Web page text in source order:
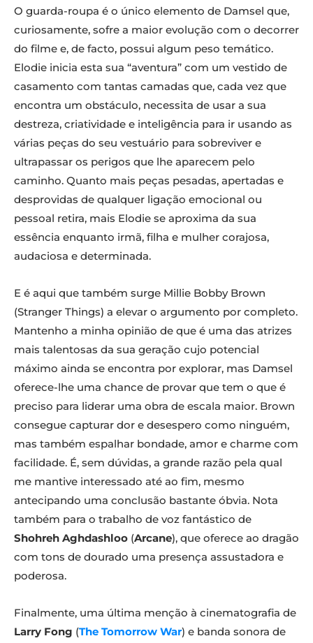
O guarda-roupa é o único elemento de Damsel que,
curiosamente, sofre a maior evolução com o decorrer
do filme e, de facto, possui algum peso temático.
Elodie inicia esta sua “aventura” com um vestido de
casamento com tantas camadas que, cada vez que
encontra um obstáculo, necessita de usar a sua
destreza, criatividade e inteligência para ir usando as
várias peças do seu vestuário para sobreviver e
ultrapassar os perigos que lhe aparecem pelo
caminho. Quanto mais peças pesadas, apertadas e
desprovidas de qualquer ligação emocional ou
pessoal retira, mais Elodie se aproxima da sua
essência enquanto irmã, filha e mulher corajosa,
audaciosa e determinada.
E é aqui que também surge Millie Bobby Brown
(Stranger Things) a elevar o argumento por completo.
Mantenho a minha opinião de que é uma das atrizes
mais talentosas da sua geração cujo potencial
máximo ainda se encontra por explorar, mas Damsel
oferece-lhe uma chance de provar que tem o que é
preciso para liderar uma obra de escala maior. Brown
consegue capturar dor e desespero como ninguém,
mas também espalhar bondade, amor e charme com
facilidade. É, sem dúvidas, a grande razão pela qual
me mantive interessado até ao fim, mesmo
antecipando uma conclusão bastante óbvia. Nota
também para o trabalho de voz fantástico de
Shohreh Aghdashloo (Arcane), que oferece ao dragão
com tons de dourado uma presença assustadora e
poderosa.
Finalmente, uma última menção à cinematografia de
Larry Fong (The Tomorrow War) e banda sonora de